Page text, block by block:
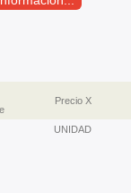
Precio X
UNIDAD